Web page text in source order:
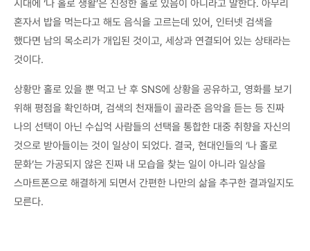
시대에 ‘나 홀로 생활’은 진정한 홀로 있음이 아니라고 말한다. 아무리
혼자서 밥을 먹는다고 해도 음식을 고르는데 있어, 인터넷 검색을
했다면 남의 목소리가 개입된 것이고, 세상과 연결되어 있는 상태라는
것이다.
상황만 홀로 있을 뿐 먹고 난 후 SNS에 상황을 공유하고, 영화를 보기
위해 평점을 확인하며, 검색의 천재들이 골라준 음악을 듣는 등 진짜
나의 선택이 아닌 수십억 사람들의 선택을 통합한 대중 취향을 자신의
것으로 받아들이는 것이 일상이 되었다. 결국, 현대인들의 ‘나 홀로
문화’는 가공되지 않은 진짜 내 모습을 찾는 일이 아니라 일상을
스마트폰으로 해결하게 되면서 간편한 나만의 삶을 추구한 결과일지도
모른다.